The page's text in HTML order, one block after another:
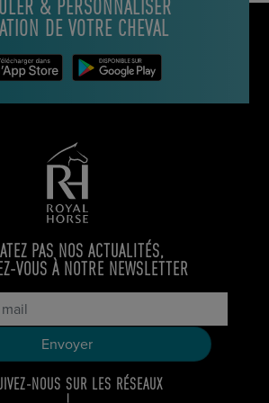
& PERSONNALISER
DE VOTRE CHEVAL
PAS NOS ACTUALITÉS,
VOUS À NOTRE NEWSLETTER
NOUS SUR LES RÉSEAUX